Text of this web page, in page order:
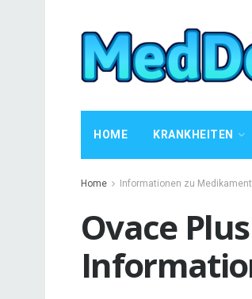
HOME KRANKHEITEN
Home Informationen zu
Ovace